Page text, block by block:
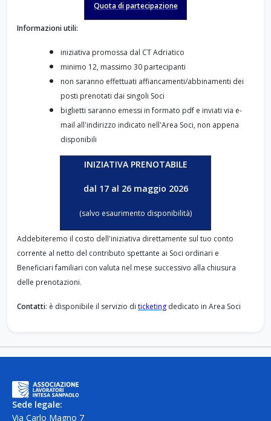
Quota di partecipazione
Informazioni utili:
iniziativa promossa dal CT Adriatico
minimo 12, massimo 30 partecipanti
non saranno effettuati affiancamenti/abbinamenti dei
posti prenotati dai singoli Soci
biglietti saranno emessi in formato pdf e inviati via e-
mail all'indirizzo indicato nell'Area Soci, non appena
disponibili
INIZIATIVAPRENOTABILE
dal 17 al 26 maggio 2026
(salvo esaurimento disponibilità)
Addebiteremo il costo dell'iniziativa direttamente sul tuo conto
corrente al netto del contributo spettante ai Soci ordinari e
Beneficiari familiari con valuta nel mese successivo alla chiusura
delle prenotazioni.
Contatti: è disponibile il servizio di ticketing dedicato in Area Soci
Sede legale:
Via Carlo Magno 7